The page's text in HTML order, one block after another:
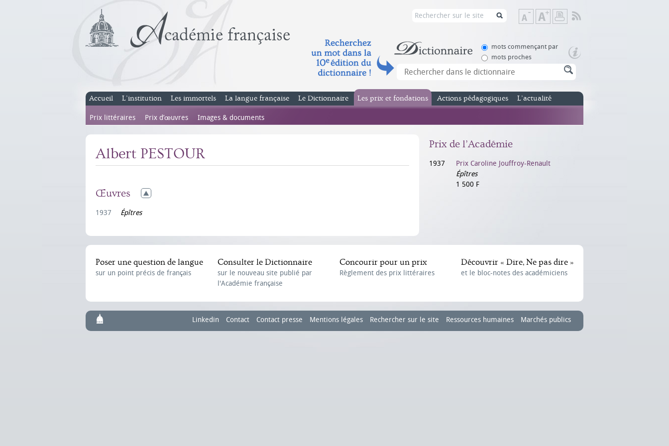
Diminuer
la
de
Augmenter
la
de
mots commençant par
mots proches
Accueil L’institution Les immortels La langue française Le Dictionnaire Les prix et fondations
Prix littéraires Prix d’œuvres Images & documents
Actions pédagogiques L’actualité
Albert PESTOUR
Œuvres
1937 Épîtres
Prix de l’Académie
1937
Prix Caroline Jouffroy-Renault
Épîtres
1 500 F
Poser une question de langue
sur un point précis de français
Consulter le Dictionnaire
sur le nouveau site publié par
l'Académie française
Concourir pour un prix
Règlement des prix littéraires
Découvrir « Dire, Ne pas dire »
et le bloc-notes des académiciens
Linkedin Contact Contact presse Mentions légales Rechercher sur le site Ressources humaines Marchés publics